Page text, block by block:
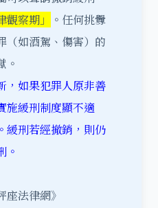
觀察期」
。任何挑釁
（如酒駕、傷害）的
。
，如果犯罪人原非善
施緩刑制度顯不適
緩刑若經撤銷，則仍
。
法律網》